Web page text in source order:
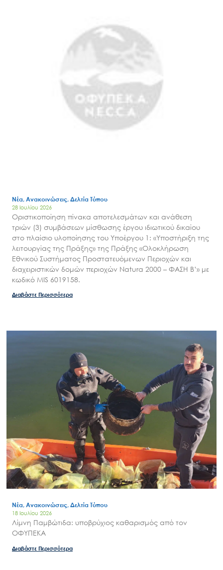
Νέα, Ανακοινώσεις, Δελτία Τύπου
28 Ιουλίου 2026
Οριστικοποίηση πίνακα αποτελεσμάτων και ανάθεση
τριών (3) συμβάσεων μίσθωσης έργου ιδιωτικού δικαίου
στο πλαίσιο υλοποίησης του Υποέργου 1: «Υποστήριξη της
λειτουργίας της Πράξης» της Πράξης «Ολοκλήρωση
Εθνικού Συστήματος Προστατευόμενων Περιοχών και
διαχειριστικών δομών περιοχών Natura 2000 – ΦΑΣΗ Β’» με
κωδικό MIS 6019158.
Διαβάστε Περισσότερα
Νέα, Ανακοινώσεις, Δελτία Τύπου
18 Ιουλίου 2026
Λίμνη Παμβώτιδα: υποβρύχιος καθαρισμός από τον
ΟΦΥΠΕΚΑ
Διαβάστε Περισσότερα